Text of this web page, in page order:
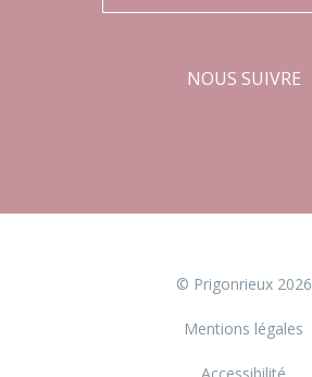
NOUS SUIVRE
© Prigonrieux 2026
Mentions légales
Accessibilité